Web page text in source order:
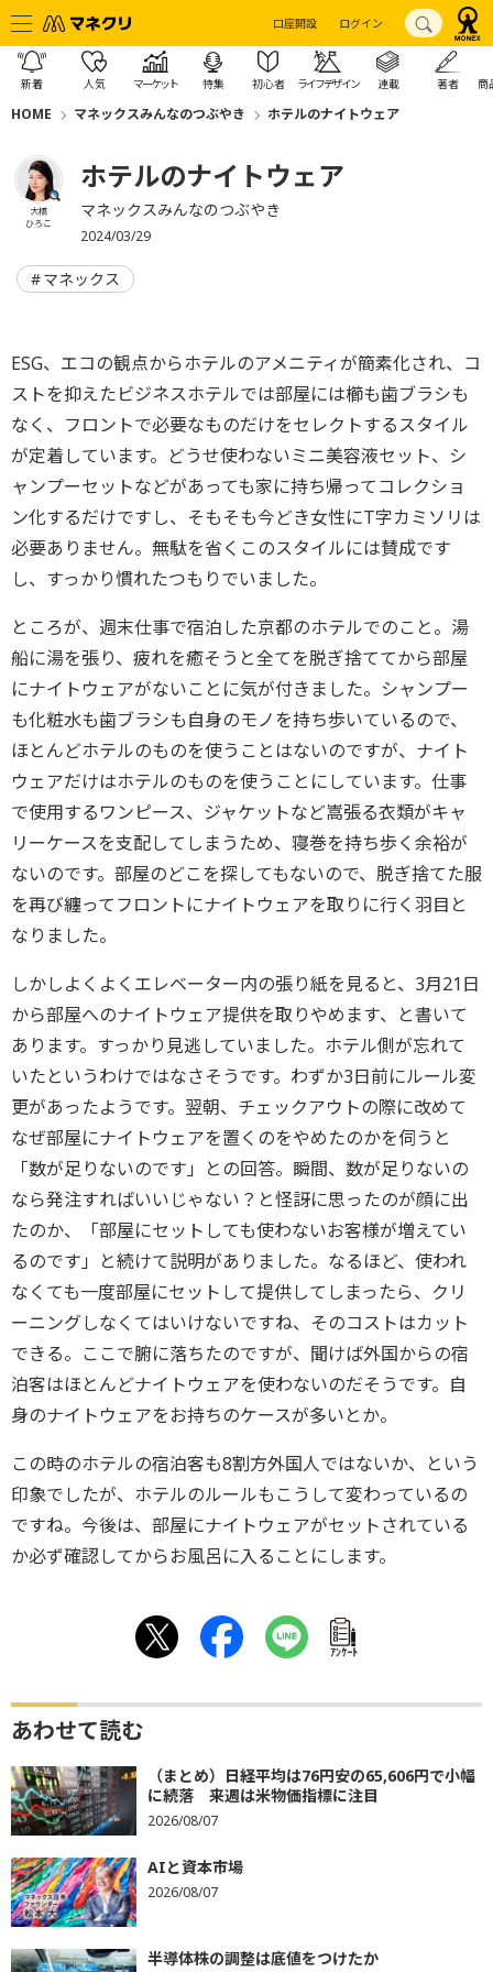
口座開設 ログイン
新着 人気 マーケット 特集 初心者 ライフデザイン 連載 著者 商
HOME マネックスみんなのつぶやき ホテルのナイトウェア
大橋
ひろこ
ホテルのナイトウェア
マネックスみんなのつぶやき
2024/03/29
マネックス
ESG、エコの観点からホテルのアメニティが簡素化され、コ
ストを抑えたビジネスホテルでは部屋には櫛も歯ブラシも
なく、フロントで必要なものだけをセレクトするスタイル
が定着しています。どうせ使わないミニ美容液セット、シ
ャンプーセットなどがあっても家に持ち帰ってコレクショ
ン化するだけですし、そもそも今どき女性にT字カミソリは
必要ありません。無駄を省くこのスタイルには賛成です
し、すっかり慣れたつもりでいました。
ところが、週末仕事で宿泊した京都のホテルでのこと。湯
船に湯を張り、疲れを癒そうと全てを脱ぎ捨ててから部屋
にナイトウェアがないことに気が付きました。シャンプー
も化粧水も歯ブラシも自身のモノを持ち歩いているので、
ほとんどホテルのものを使うことはないのですが、ナイト
ウェアだけはホテルのものを使うことにしています。仕事
で使用するワンピース、ジャケットなど嵩張る衣類がキャ
リーケースを支配してしまうため、寝巻を持ち歩く余裕が
ないのです。部屋のどこを探してもないので、脱ぎ捨てた服
を再び纏ってフロントにナイトウェアを取りに行く羽目と
なりました。
しかしよくよくエレベーター内の張り紙を見ると、3月21日
から部屋へのナイトウェア提供を取りやめます、と書いて
あります。すっかり見逃していました。ホテル側が忘れて
いたというわけではなさそうです。わずか3日前にルール変
更があったようです。翌朝、チェックアウトの際に改めて
なぜ部屋にナイトウェアを置くのをやめたのかを伺うと
「数が足りないのです」との回答。瞬間、数が足りないの
なら発注すればいいじゃない？と怪訝に思ったのが顔に出
たのか、「部屋にセットしても使わないお客様が増えてい
るのです」と続けて説明がありました。なるほど、使われ
なくても一度部屋にセットして提供してしまったら、クリ
ーニングしなくてはいけないですね、そのコストはカット
できる。ここで腑に落ちたのですが、聞けば外国からの宿
泊客はほとんどナイトウェアを使わないのだそうです。自
身のナイトウェアをお持ちのケースが多いとか。
この時のホテルの宿泊客も8割方外国人ではないか、という
印象でしたが、ホテルのルールもこうして変わっているの
ですね。今後は、部屋にナイトウェアがセットされている
か必ず確認してからお風呂に入ることにします。
ｱﾝｹｰﾄ
あわせて読む
（まとめ）日経平均は76円安の65,606円で小幅
に続落 来週は米物価指標に注目
2026/08/07
AIと資本市場
2026/08/07
半導体株の調整は底値をつけたか